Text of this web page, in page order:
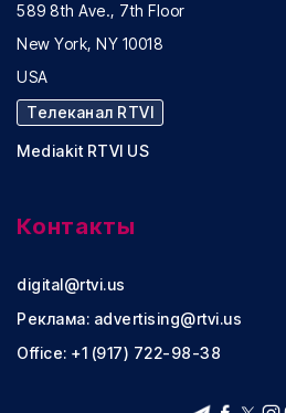
589 8th Ave., 7th Floor
New York, NY 10018
USA
Телеканал RTVI
Mediakit RTVI US
Контакты
digital@rtvi.us
Реклама: advertising@rtvi.us
Office: +1 (917) 722-98-38